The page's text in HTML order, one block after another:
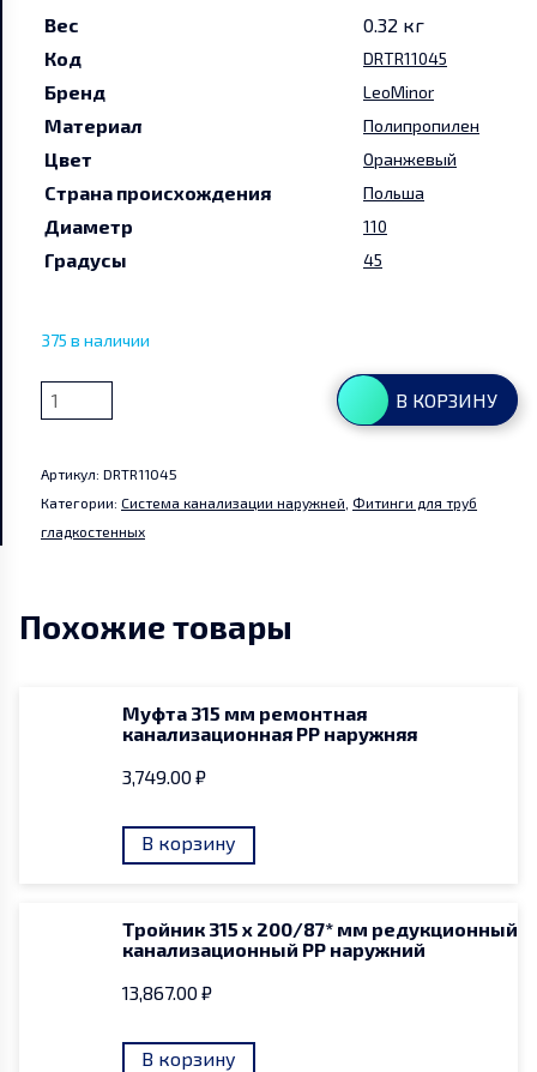
Акции и скидки
Руководства и инструкции
Партнеры
Контакты
Вес
0.32 кг
Код
DRTR11045
Бренд LeoMinor
Материал Полипропилен
Цвет Оранжевый
Страна происхождения Польша
Диаметр 110
Градусы 45
375 в наличии
Количество
товара
110
x
110/45*
PP
В КОРЗИНУ
Артикул: DRTR11045
Категории: Система канализации наружней Фитинги для труб
гладкостенных
Похожие товары
Муфта 315 мм ремонтная
канализационная PP наружняя
3,749.00₽
В корзину
Тройник 315 x 200/87* мм редукционный
канализационный PP наружний
13,867.00₽
В корзину